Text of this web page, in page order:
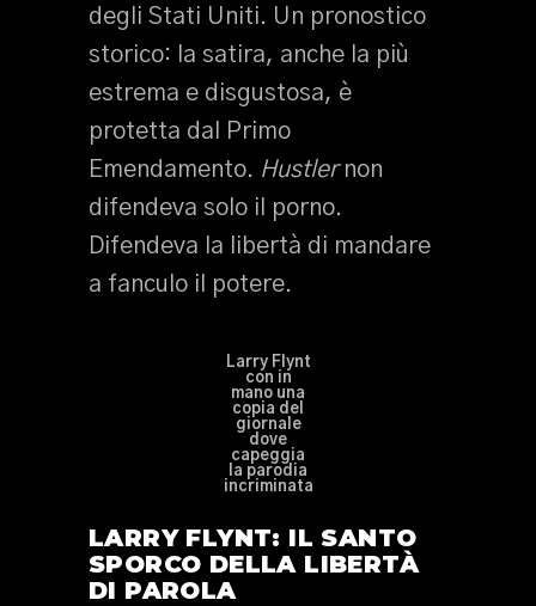
degli Stati Uniti. Un pronostico
storico: la satira, anche la più
estrema e disgustosa, è
protetta dal Primo
Emendamento. Hustlernon
difendeva solo il porno.
Difendeva la libertà di mandare
a fanculo il potere.
Larry Flynt
con in
mano una
copia del
giornale
dove
capeggia
la parodia
incriminata
LARRY FLYNT: IL SANTO
SPORCO DELLA LIBERTÀ
DI PAROLA